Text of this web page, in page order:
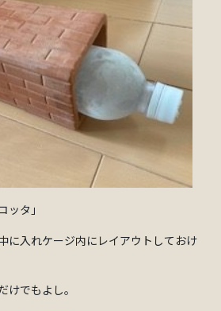
ッタ」
に入れケージ内にレイアウトしておけ
でもよし。